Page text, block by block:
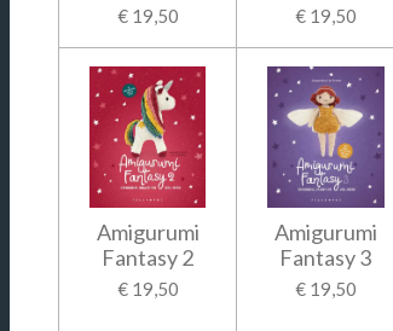
€ 19,50 € 19,50
Amigurumi
Fantasy 2
€ 19,50
Amigurumi
Fantasy 3
€ 19,50